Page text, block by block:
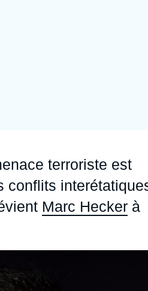
terroriste est
conflits
Marc Hecker à